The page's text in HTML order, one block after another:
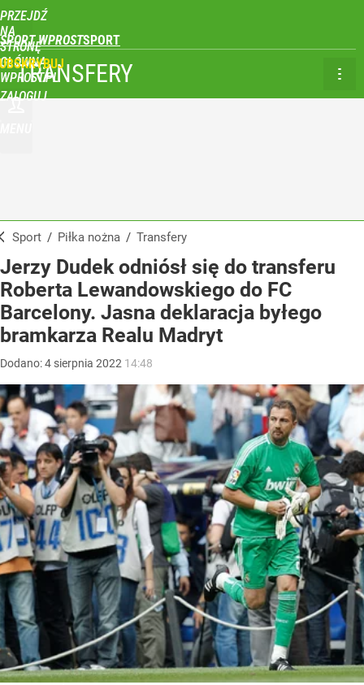
PRZEJDŹ
NA
STRONĘ
GŁÓWNĄ
WPROST.PL
SPORT WPROST
ZALOGUJ
TRANSFERY
Sport / Piłka nożna / Transfery
Jerzy Dudek odniósł się do transferu
Roberta Lewandowskiego do FC
Barcelony. Jasna deklaracja byłego
bramkarza Realu Madryt
Dodano:4 sierpnia 2022 14:48